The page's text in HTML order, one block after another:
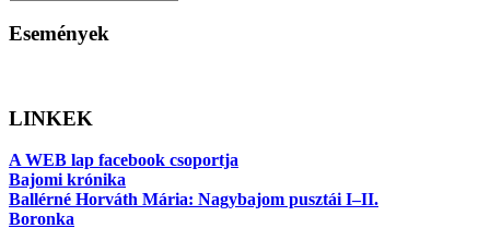
Események
LINKEK
A WEB lap facebook csoportja
Bajomi krónika
Ballérné Horváth Mária: Nagybajom pusztái I–II.
Boronka